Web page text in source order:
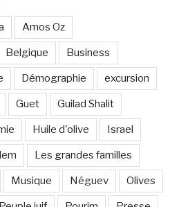
Amos Oz
Belgique Business
Démographie excursion
Guet Guilad Shalit
Huile d'olive Israel
Les grandes familles
Musique Néguev Olives